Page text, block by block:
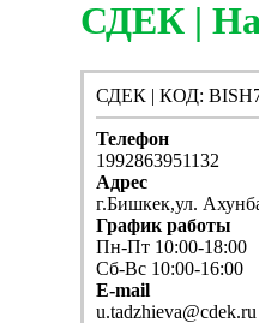
СДЕК | На
СДЕК | КОД:
Телефон
1992863951132
Адрес
г.Бишкек,ул.
График работы
Пн-Пт 10:00-18:00
Сб-Вс 10:00-16:00
E-mail
u.tadzhieva@cdek.ru